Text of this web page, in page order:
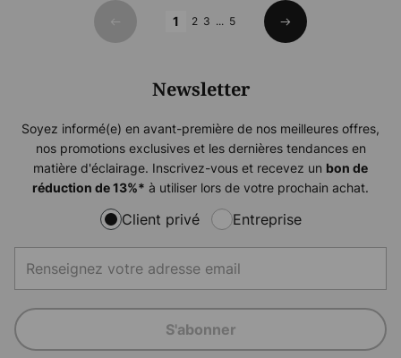
Précédent
1 2 3 ... 5
Suivant
Newsletter
Soyez informé(e) en avant-première de nos meilleures offres,
nos promotions exclusives et les dernières tendances en
matière d'éclairage. Inscrivez-vous et recevez un bon de
réduction de13%* à utiliser lors de votre prochain achat.
Client privé Entreprise
S'abonner